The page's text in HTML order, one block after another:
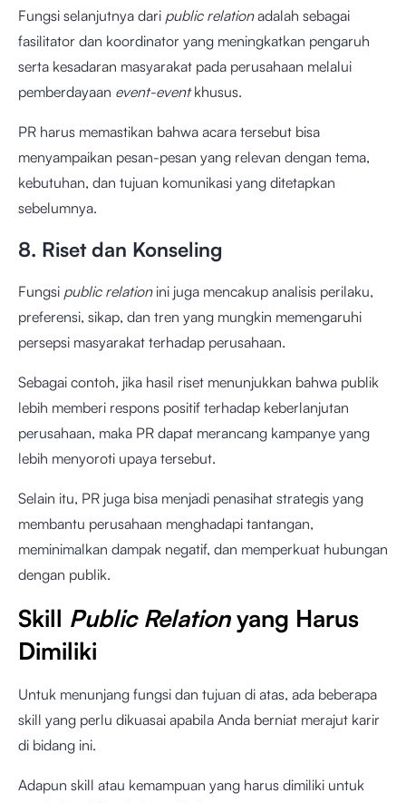
Fungsi selanjutnya dari public relationadalah sebagai
fasilitator dan koordinator yang meningkatkan pengaruh
serta kesadaran masyarakat pada perusahaan melalui
pemberdayaan event-eventkhusus.
PR harus memastikan bahwa acara tersebut bisa
menyampaikan pesan-pesan yang relevan dengan tema,
kebutuhan, dan tujuan komunikasi yang ditetapkan
sebelumnya.
8. Riset dan Konseling
Fungsi public relation ini juga mencakup analisis perilaku,
preferensi, sikap, dan tren yang mungkin memengaruhi
persepsi masyarakat terhadap perusahaan.
Sebagai contoh, jika hasil riset menunjukkan bahwa publik
lebih memberi respons positif terhadap keberlanjutan
perusahaan, maka PR dapat merancang kampanye yang
lebih menyoroti upaya tersebut.
Selain itu, PR juga bisa menjadi penasihat strategis yang
membantu perusahaan menghadapi tantangan,
meminimalkan dampak negatif, dan memperkuat hubungan
dengan publik.
Skill Public Relationyang Harus
Dimiliki
Untuk menunjang fungsi dan tujuan di atas, ada beberapa
skill yang perlu dikuasai apabila Anda berniat merajut karir
di bidang ini.
Adapun skill atau kemampuan yang harus dimiliki untuk